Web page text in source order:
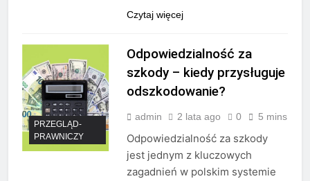
Czytaj więcej
PRZEGLĄD-
PRAWNICZY
Odpowiedzialność za
szkody – kiedy przysługuje
odszkodowanie?
admin 2 lata ago 0 5 mins
Odpowiedzialność za szkody
jest jednym z kluczowych
zagadnień w polskim systemie